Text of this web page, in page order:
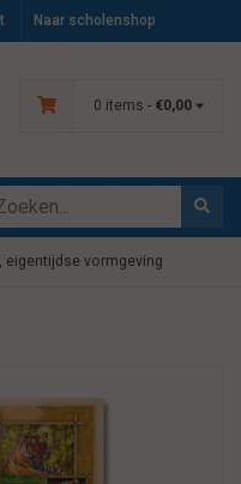
Naar scholenshop
0 items - €0,00
vormgeving